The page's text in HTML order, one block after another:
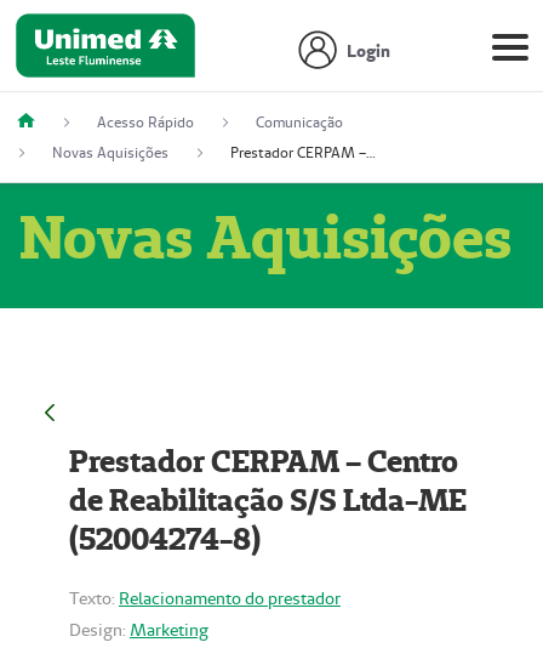
Login
Acesso Rápido
Comunicação
Novas Aquisições
Prestador CERPAM – Centro de Reabilitação S/S Ltda-ME (52004274-8)
Novas Aquisições
Prestador CERPAM – Centro
de Reabilitação S/S Ltda-ME
(52004274-8)
Texto: Relacionamento do prestador
Design: Marketing